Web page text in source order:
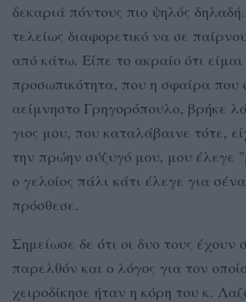
δεκαριά πόντους πιο ψηλός
τελείως διαφορετικό να σε
από κάτω. Είπε το ακραίο ότι
προσωπικότητα, που η σφαίρα που
αείμνηστο Γρηγορόπουλο, βρήκε
γιος μου, που καταλάβαινε τότε,
την πρώην σύζυγό μου, μου έλεγε
ο γελοίος πάλι κάτι έλεγε για
πρόσθεσε.
Σημείωσε δε ότι οι δυο τους έχουν
παρελθόν και ο λόγος για τον
χειροδίκησε ήταν η κόρη του κ.